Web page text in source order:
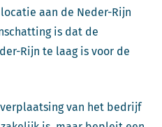
aan de Neder-Rijn
is dat de
Rijn te laag is voor de
van het bedrijf